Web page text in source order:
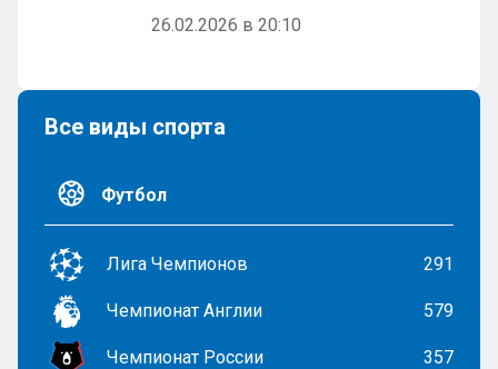
26.02.2026 в 20:10
Все виды спорта
Футбол
Лига Чемпионов 291
Чемпионат Англии 579
Чемпионат России 357